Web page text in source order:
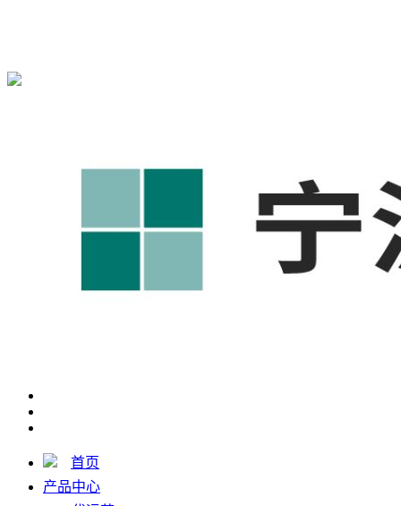
首页
产品中心